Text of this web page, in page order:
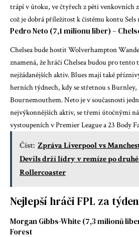
trápí v útoku, ve čtyřech z pěti venkovních
což je dobrá příležitost k čistému kontu Sels
Pedro Neto (7,1 milionu liber) –
Chelsea bude hostit Wolverhampton
znamená, že hráči Chelsea budou pro tento
nejžádanějších aktiv. Blues mají také
herních týdnech, kdy se střetnou s Burnley,
Bournemouthem. Neto je v současnosti
nejvýkonnějších aktiv, se třemi útočnými
vystoupeních v Premier League a 23 Body
Číst: Zpráva Liverpool vs
Devils drží lídry v remíze po
Rollercoaster
Nejlepší hráči FPL za týden
Morgan Gibbs-White (7,3 milionů
Forest